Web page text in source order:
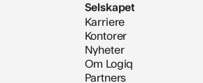
Selskapet
Karriere
Kontorer
Nyheter
Om Logiq
Partners